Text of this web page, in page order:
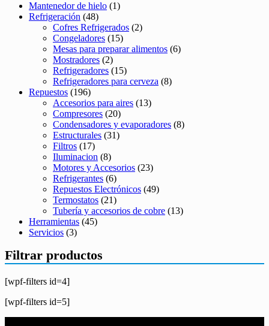
Mantenedor de hielo (1)
Refrigeración (48)
Cofres Refrigerados (2)
Congeladores (15)
Mesas para preparar alimentos (6)
Mostradores (2)
Refrigeradores (15)
Refrigeradores para cerveza (8)
Repuestos (196)
Accesorios para aires (13)
Compresores (20)
Condensadores y evaporadores (8)
Estructurales (31)
Filtros (17)
Iluminacion (8)
Motores y Accesorios (23)
Refrigerantes (6)
Repuestos Electrónicos (49)
Termostatos (21)
Tubería y accesorios de cobre (13)
Herramientas (45)
Servicios (3)
Filtrar productos
[wpf-filters id=4]
[wpf-filters id=5]